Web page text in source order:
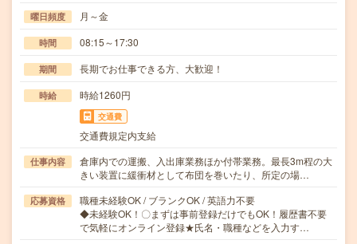
曜日頻度 月～金
時間 08:15～17:30
期間 長期でお仕事できる方、大歓迎！
時給 時給1260円
交通費
交通費規定内支給
仕事内容
倉庫内での運搬、入出庫業務ほか付帯業務。最長3m程の大
きい装置に緩衝材として布団を巻いたり、所定の場…
応募資格
職種未経験OK / ブランクOK / 英語力不要
◆未経験OK！〇まずは事前登録だけでもOK！履歴書不要
で気軽にオンライン登録★氏名・職種などを入力す…